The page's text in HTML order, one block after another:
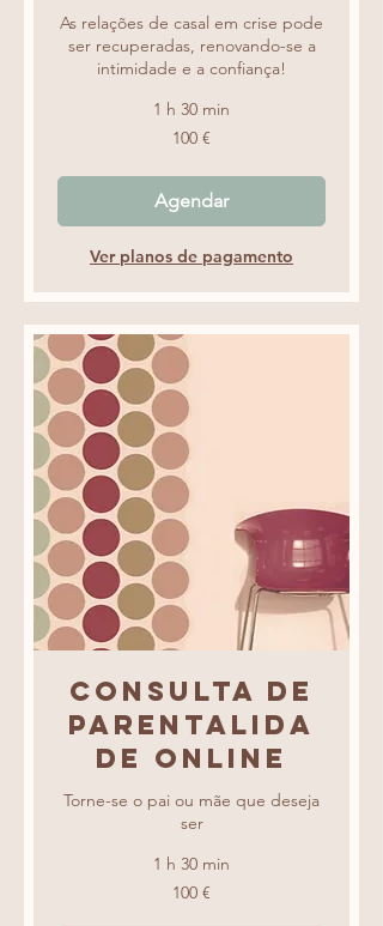
As relações de casal em crise pode
ser recuperadas, renovando-se a
intimidade e a confiança!
1 h 30 min
100 €
Agendar
Ver planos de pagamento
Consulta de
Parentalida
de online
Torne-se o pai ou mãe que deseja
ser
1 h 30 min
100 €